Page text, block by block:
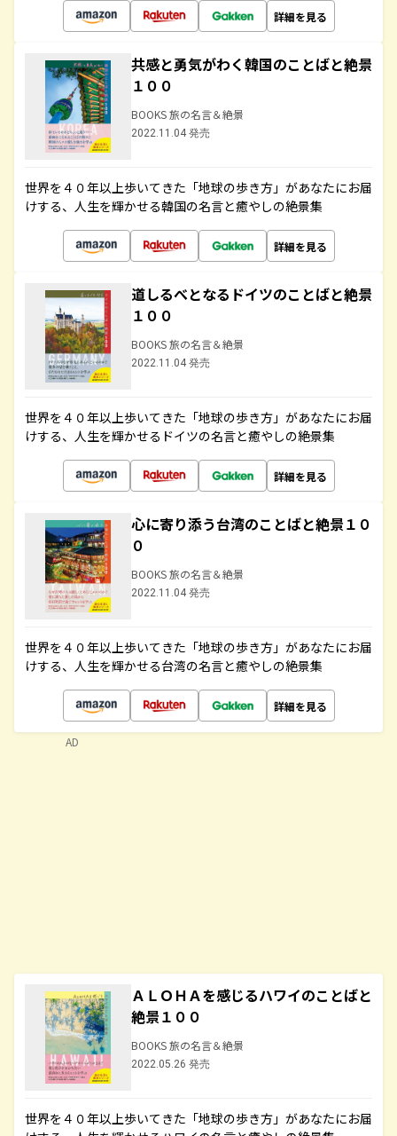
詳細を見る
共感と勇気がわく韓国のことばと絶景
１００
BOOKS 旅の名言＆絶景
2022.11.04 発売
世界を４０年以上歩いてきた「地球の歩き方」があなたにお届
けする、人生を輝かせる韓国の名言と癒やしの絶景集
詳細を見る
道しるべとなるドイツのことばと絶景
１００
BOOKS 旅の名言＆絶景
2022.11.04 発売
世界を４０年以上歩いてきた「地球の歩き方」があなたにお届
けする、人生を輝かせるドイツの名言と癒やしの絶景集
詳細を見る
心に寄り添う台湾のことばと絶景１０
０
BOOKS 旅の名言＆絶景
2022.11.04 発売
世界を４０年以上歩いてきた「地球の歩き方」があなたにお届
けする、人生を輝かせる台湾の名言と癒やしの絶景集
詳細を見る
ＡＬＯＨＡを感じるハワイのことばと
絶景１００
BOOKS 旅の名言＆絶景
2022.05.26 発売
世界を４０年以上歩いてきた「地球の歩き方」があなたにお届
AD